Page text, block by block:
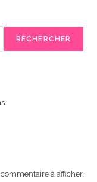
RECHERCHER
à afficher.